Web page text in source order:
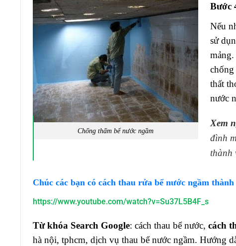
Chống thấm bể nước ngầm
Bước
Nếu
sử
chống
thất
nước
Xem
đình
thành
Chúc các bạn có cách thau rửa bể nước ngầm
https://www.youtube.com/watch?v=Su37L5B4F_s
Từ khóa Search Google: cách thau bể nước, cách
hà nội, tphcm, dịch vụ thau bể nước ngầm. Hướng